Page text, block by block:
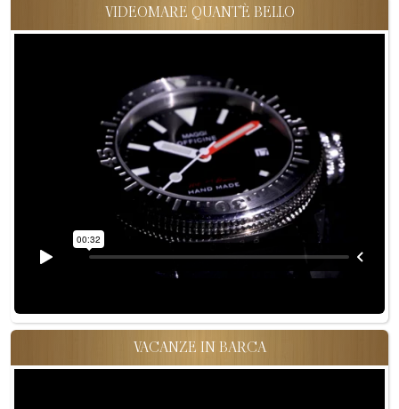
VIDEOMARE QUANT'È BELLO
VACANZE IN BARCA